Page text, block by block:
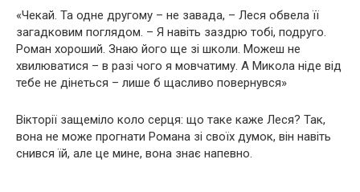
«Чекай. Та одне другому – не завада, – Леся обвела її
загадковим поглядом. – Я навіть заздрю тобі, подруго.
Роман хороший. Знаю його ще зі школи. Можеш не
хвилюватися – в разі чого я мовчатиму. А Микола ніде від
тебе не дінеться – лише б щасливо повернувся»
Вікторії защеміло коло серця: що таке каже Леся? Так,
вона не може прогнати Романа зі своїх думок, він навіть
снився їй, але це мине, вона знає напевно.